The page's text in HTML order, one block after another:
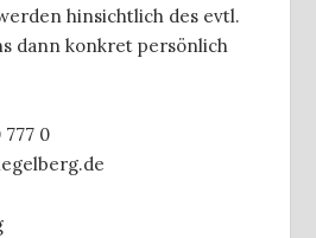
hinsichtlich des evtl.
dann konkret persönlich
0